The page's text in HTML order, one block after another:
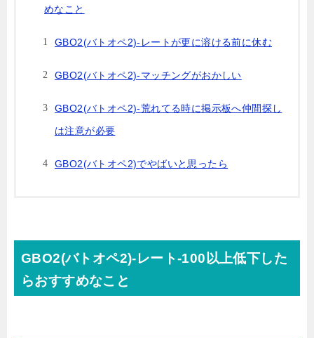
めなこと
GBO2(バトオペ2)-レートが更に溶ける前に休む
GBO2(バトオペ2)-マッチングがおかしい
GBO2(バトオペ2)-荒れてる時に掲示板へ仲間探し
は注意が必要
GBO2(バトオペ2)でやばいと思ったら
GBO2(バトオペ2)-レート-100以上低下した
らおすすめなこと